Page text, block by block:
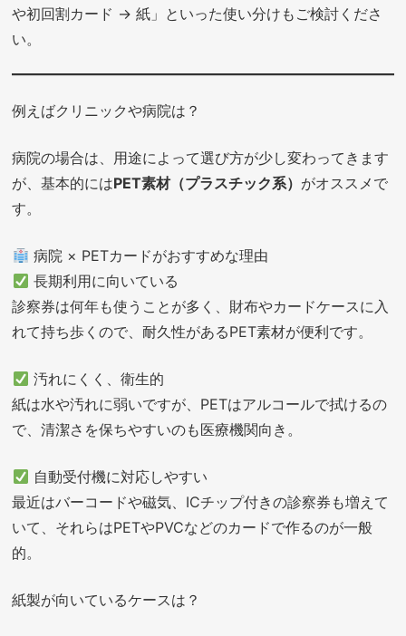
や初回割カード → 紙」といった使い分けもご検討くださ
い。
例えばクリニックや病院は？
病院の場合は、用途によって選び方が少し変わってきます
が、基本的にはPET素材（プラスチック系） がオススメで
す。
病院 × PETカードがおすすめな理由
長期利用に向いている
診察券は何年も使うことが多く、財布やカードケースに入
れて持ち歩くので、耐久性があるPET素材が便利です。
汚れにくく、衛生的
紙は水や汚れに弱いですが、PETはアルコールで拭けるの
で、清潔さを保ちやすいのも医療機関向き。
自動受付機に対応しやすい
最近はバーコードや磁気、ICチップ付きの診察券も増えて
いて、それらはPETやPVCなどのカードで作るのが一般
的。
紙製が向いているケースは？